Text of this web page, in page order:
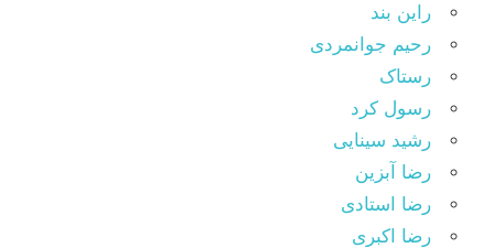
راین بند
رحیم جوانمردی
رستاک
رسول کرد
رشید سینایی
رضا آبزین
رضا استادی
رضا اکبری